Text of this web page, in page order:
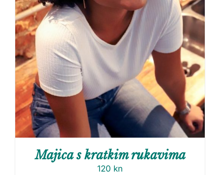
Majica s kratkim rukavima
120 kn